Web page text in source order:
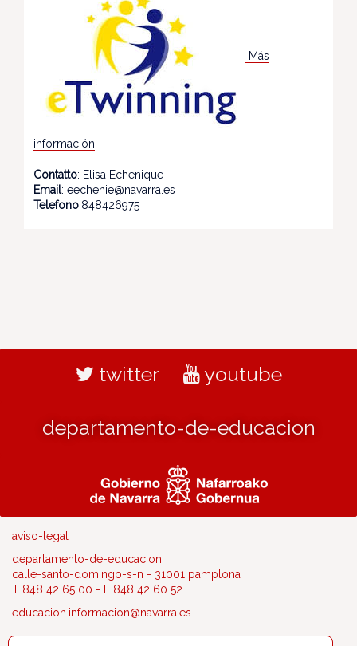
Más
información
Contatto: Elisa Echenique
Email: eechenie@navarra.es
Telefono:848426975
twitter youtube
departamento-de-educacion
aviso-legal
departamento-de-educacion
calle-santo-domingo-s-n - 31001 pamplona
T 848 42 65 00 - F 848 42 60 52
educacion.informacion@navarra.es